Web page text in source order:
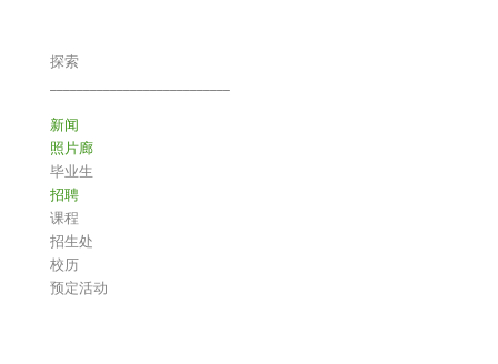
探索
新闻
照片廊
毕业生
招聘
课程
招生处
校历
预定活动